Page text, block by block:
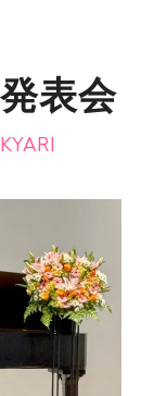
表会